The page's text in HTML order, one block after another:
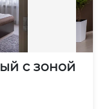
с зоной